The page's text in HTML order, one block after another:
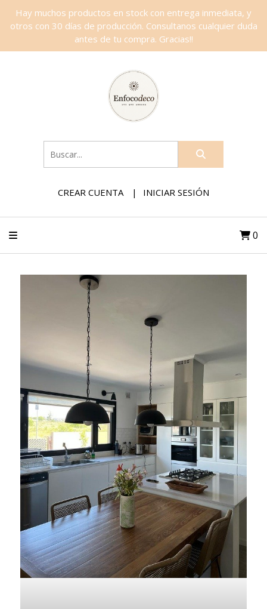
Hay muchos productos en stock con entrega inmediata, y
otros con 30 días de producción. Consultanos cualquier duda
antes de tu compra. Gracias!!
CREAR CUENTA INICIAR SESIÓN
0